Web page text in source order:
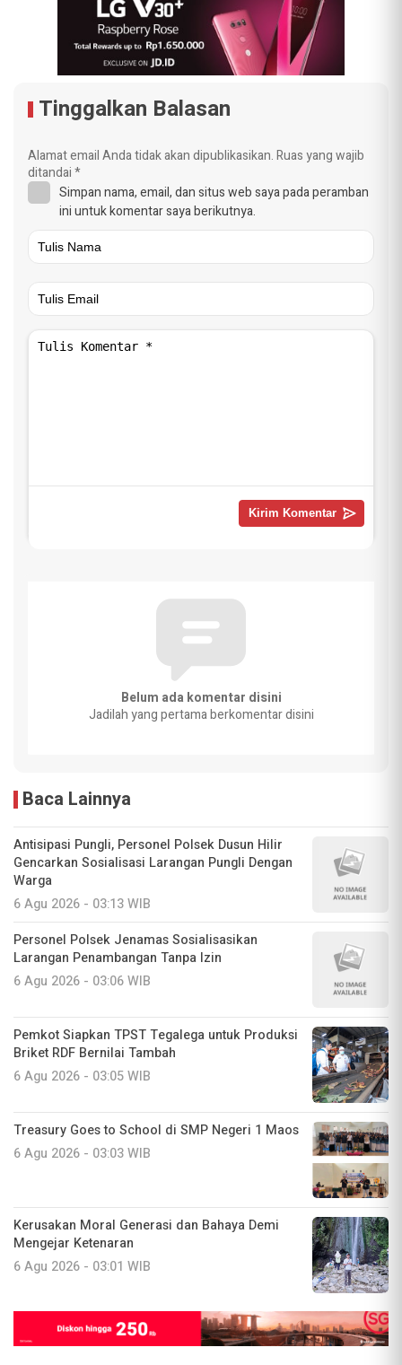
Tinggalkan Balasan
Alamat email Anda tidak akan dipublikasikan.Ruas yang wajib
ditandai*
Simpan nama, email, dan situs web saya pada peramban
ini untuk komentar saya berikutnya.
Belum ada komentar disini
Jadilah yang pertama berkomentar disini
Baca Lainnya
Antisipasi Pungli, Personel Polsek Dusun Hilir
Gencarkan Sosialisasi Larangan Pungli Dengan
Warga
6 Agu 2026 - 03:13 WIB
Personel Polsek Jenamas Sosialisasikan
Larangan Penambangan Tanpa Izin
6 Agu 2026 - 03:06 WIB
Pemkot Siapkan TPST Tegalega untuk Produksi
Briket RDF Bernilai Tambah
6 Agu 2026 - 03:05 WIB
Treasury Goes to School di SMP Negeri 1 Maos
6 Agu 2026 - 03:03 WIB
Kerusakan Moral Generasi dan Bahaya Demi
Mengejar Ketenaran
6 Agu 2026 - 03:01 WIB